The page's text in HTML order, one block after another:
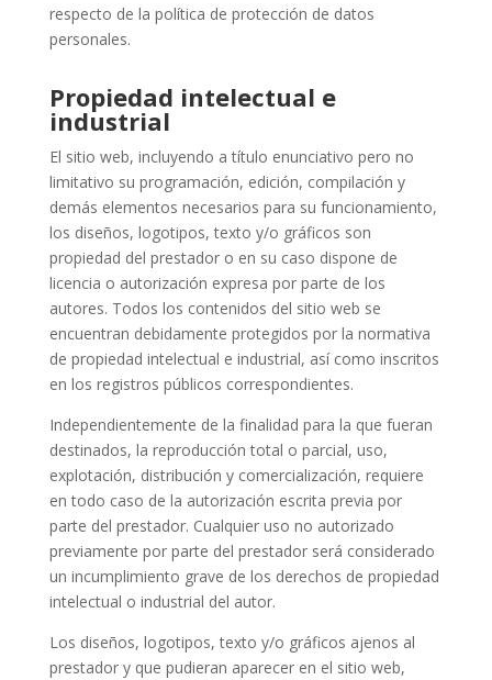
respecto de la política de protección de datos
personales.
Propiedad intelectual e
industrial
El sitio web, incluyendo a título enunciativo pero no
limitativo su programación, edición, compilación y
demás elementos necesarios para su funcionamiento,
los diseños, logotipos, texto y/o gráficos son
propiedad del prestador o en su caso dispone de
licencia o autorización expresa por parte de los
autores. Todos los contenidos del sitio web se
encuentran debidamente protegidos por la normativa
de propiedad intelectual e industrial, así como inscritos
en los registros públicos correspondientes.
Independientemente de la finalidad para la que fueran
destinados, la reproducción total o parcial, uso,
explotación, distribución y comercialización, requiere
en todo caso de la autorización escrita previa por
parte del prestador. Cualquier uso no autorizado
previamente por parte del prestador será considerado
un incumplimiento grave de los derechos de propiedad
intelectual o industrial del autor.
Los diseños, logotipos, texto y/o gráficos ajenos al
prestador y que pudieran aparecer en el sitio web,